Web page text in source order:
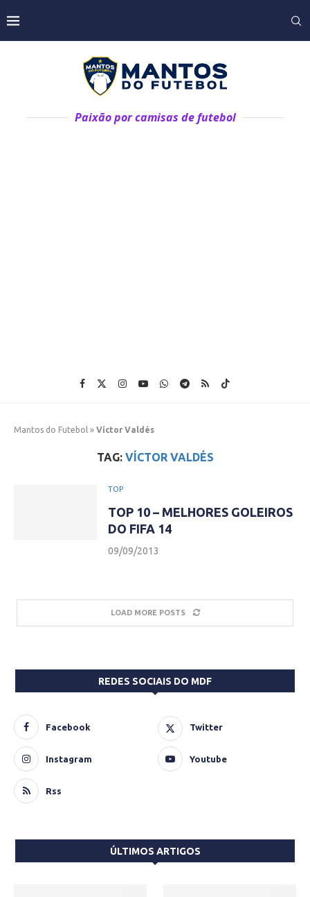
Paixão por camisas de futebol
Mantos do Futebol » Víctor Valdés
TAG: VÍCTOR VALDÉS
TOP
TOP 10 – MELHORES GOLEIROS
DO FIFA 14
09/09/2013
LOAD MORE POSTS
REDES SOCIAIS DO MDF
Facebook Twitter
Instagram Youtube
Rss
ÚLTIMOS ARTIGOS